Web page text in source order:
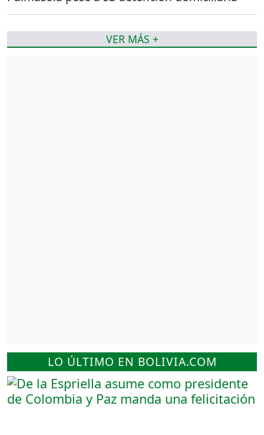
LO ÚLTIMO EN BOLIVIA.COM
VER MÁS +